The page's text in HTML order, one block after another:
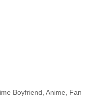
Boyfriend, Anime, Fan